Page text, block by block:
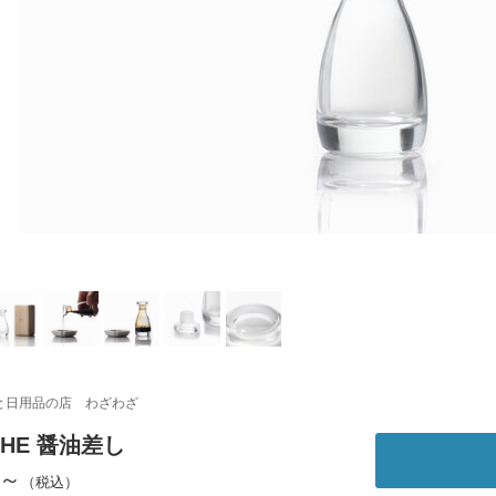
日用品の店 わざわざ
醤油差し